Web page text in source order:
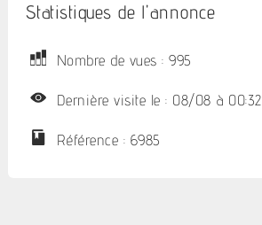
Statistiques de l'annonce
Nombre de vues : 995
Dernière visite le : 08/08 à 00:32
Référence : 6985